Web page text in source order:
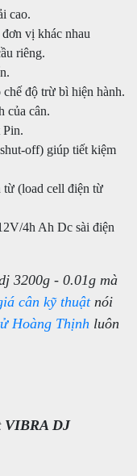
cao.
vị khác nhau
riêng.
độ trừ bì hiện hành.
của cân.
Pin.
off) giúp tiết kiệm
từ (load cell điện từ
4h Ah Dc sài điện
3200g - 0.01g mà
cân kỹ thuậtnói
Hoàng Thịnh luôn
VIBRA DJ